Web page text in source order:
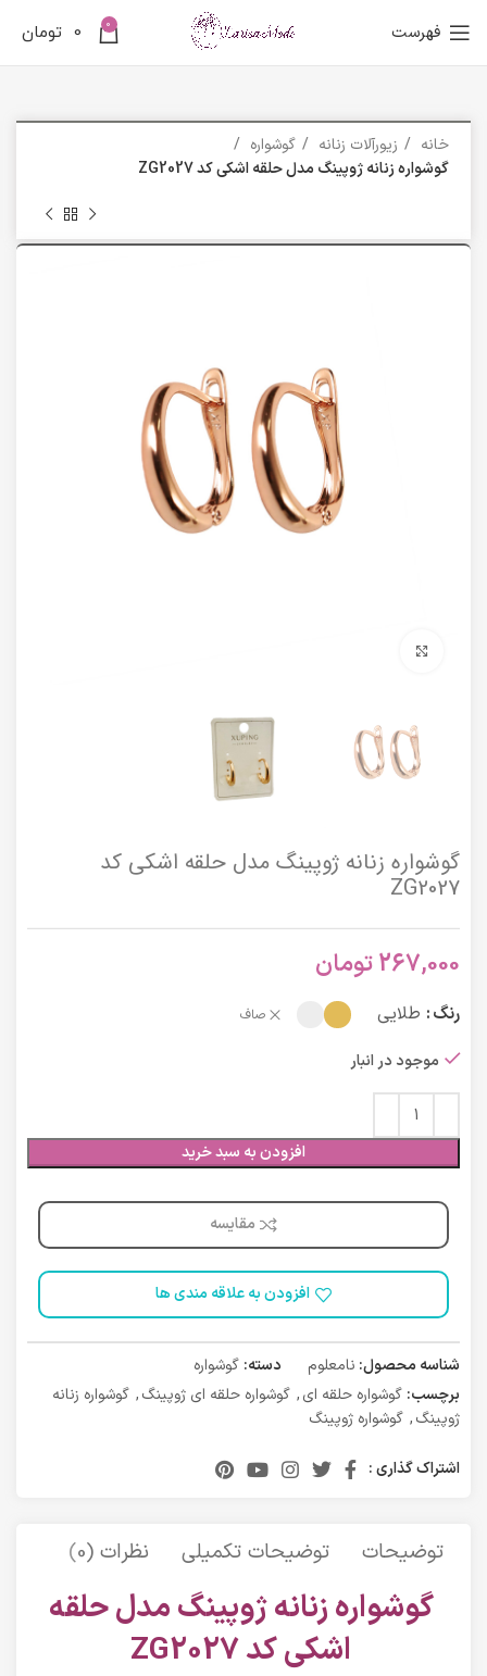
فهرست 0
0 تومان
خانه زیورآلات زنانه
گوشواره
گوشواره زنانه ژوپینگ مدل حلقه اشکی کد ZG2027
گوشواره زنانه ژوپینگ مدل حلقه اشکی کد
ZG2027
267,000تومان
رنگ طلایی صاف
موجود در انبار
افزودن به سبد خرید
مقایسه
افزودن به علاقه مندی ها
شناسه محصول: نامعلوم دسته: گوشواره
برچسب: گوشواره حلقه ای, گوشواره حلقه ای ژوپینگ, گوشواره زنانه
ژوپینگ, گوشواره ژوپینگ
اشتراک گذاری :
توضیحات توضیحات تکمیلی نظرات (0)
گوشواره زنانه ژوپینگ مدل حلقه
اشکی کد ZG2027